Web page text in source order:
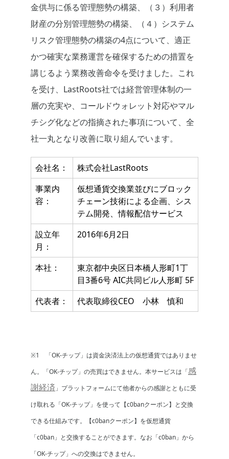
金供与に係る管理態勢の構築、（３）利用者
財産の分別管理態勢の構築、（４）システム
リスク管理態勢の構築の4点について、適正
かつ確実な業務運営を確保するための措置を
講じるよう業務改善命令を受けました。これ
を受け、LastRoots社では経営管理体制の一
層の充実や、コールドウォレット対応やマル
チシグ化などの指摘された事項について、全
社一丸となり改善に取り組んでいます。
会社名：
株式会社LastRoots
事業内
容：
仮想通貨交換業並びにブロック
チェーン技術による企画、シス
テム開発、情報配信サービス
設立年
月：
2016年6月2日
本社：
東京都中央区日本橋人形町1丁
目3番6号 AIC共同ビル人形町 5F
代表者：
代表取締役CEO 小林 慎和
※1 「OK-チップ」は資金決済法上の仮想通貨ではありませ
ん。「OK-チップ」の売買はできません。本サービスは「感
謝経済 」プラットフォームにて他者からの感謝とともに受
け取れる「OK-チップ」を使って【c0banクーポン】と交換
できる仕組みです。【c0banクーポン】を仮想通貨
「c0ban」と交換することができます。なお「c0ban」から
「OK-チップ」への交換はできません。